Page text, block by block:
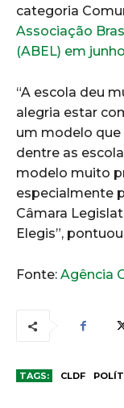
categoria
Associação
(ABEL) em junho
“A escola deu
alegria estar
um modelo
dentre as
modelo muito
especialmente
Câmara
Elegis”,
Fonte: Agência
TAGS: CLDF